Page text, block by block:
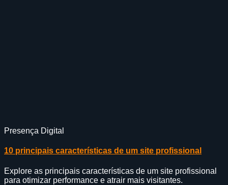
Presença Digital
10 principais características de um site profissional
Explore as principais características de um site profissional
para otimizar performance e atrair mais visitantes.